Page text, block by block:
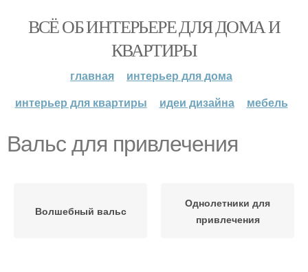
ВСЁ ОБ ИНТЕРЬЕРЕ ДЛЯ ДОМА И
КВАРТИРЫ
главная
интерьер для дома
интерьер для квартиры
идеи дизайна мебель
Вальс для привлечения
Волшебный вальс
Однолетники для
привлечения